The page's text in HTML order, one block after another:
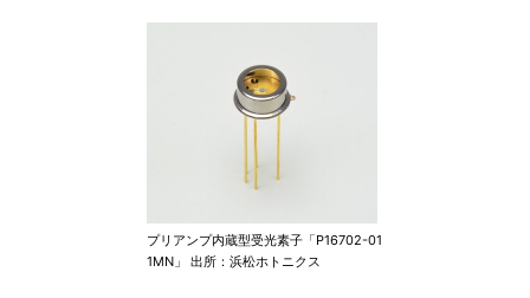
プリアンプ内蔵型受光素子「P16702-01
1MN」 出所：浜松ホトニクス